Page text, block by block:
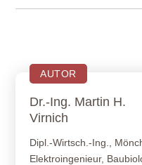
AUTOR
Dr.-Ing. Martin H.
Virnich
Dipl.-Wirtsch.-Ing.,
Elektroingenieur,